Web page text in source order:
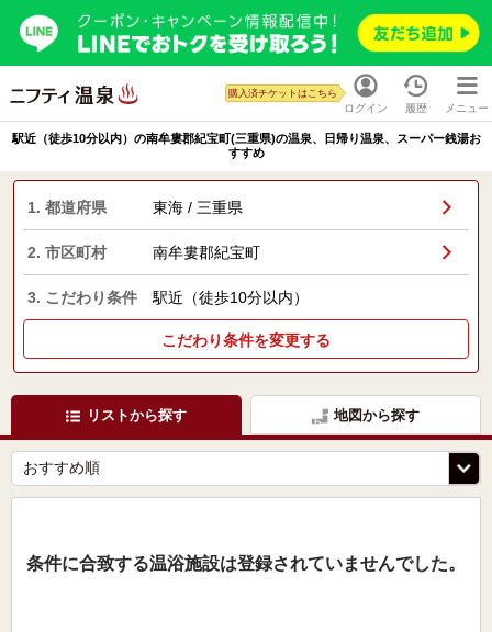
ログイン
購入済チケットはこちら
履歴 メニュー
駅近（徒歩10分以内）の南牟婁郡紀宝町(三重県)の温泉、日帰り温泉、スーパー銭湯お
すすめ
1. 都道府県 東海 / 三重県
2. 市区町村 南牟婁郡紀宝町
3. こだわり条件 駅近（徒歩10分以内）
こだわり条件を変更する
リストから探す 地図から探す
条件に合致する温浴施設は登録されていませんでした。